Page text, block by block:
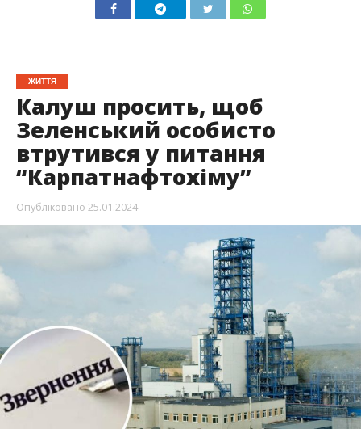
ЖИТТЯ
Калуш просить, щоб
Зеленський особисто
втрутився у питання
“Карпатнафтохіму”
Опубліковано 25.01.2024